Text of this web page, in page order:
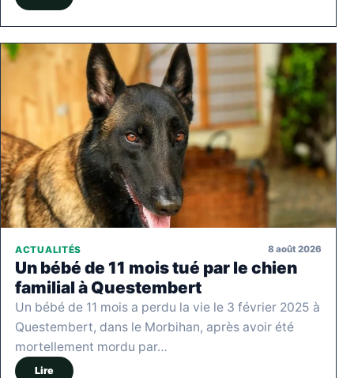
ACTUALITÉS 8 août 2026
Un bébé de 11 mois tué par le chien
familial à Questembert
Un bébé de 11 mois a perdu la vie le 3 février 2025 à
Questembert, dans le Morbihan, après avoir été
mortellement mordu par…
Lire